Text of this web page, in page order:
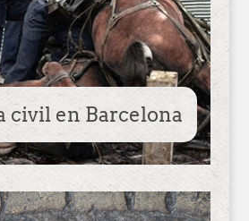
civil en Barcelona